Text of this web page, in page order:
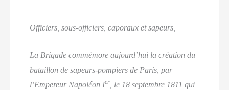
Offi­ciers, sous-offi­ciers, capo­raux et sapeurs,
La Bri­gade com­mé­more aujourd’hui la créa­tion du
bataillon de sapeurs-pom­piers de Paris, par
l’Empereur Napo­léon Ier
, le 18 sep­tembre 1811 qui